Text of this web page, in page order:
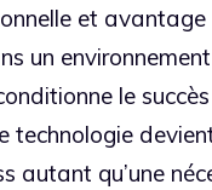
et avantage
un
le succès
technologie
autant qu’une